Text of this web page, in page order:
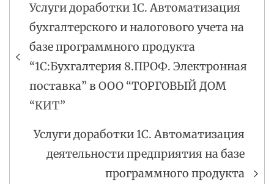
Навигация
по
записям
Услуги доработки 1С. Автоматизация
бухгалтерского и налогового учета на
базе программного продукта
“1С:Бухгалтерия 8.ПРОФ. Электронная
поставка” в ООО “ТОРГОВЫЙ ДОМ
“КИТ”
Услуги доработки 1С. Автоматизация
деятельности предприятия на базе
программного продукта